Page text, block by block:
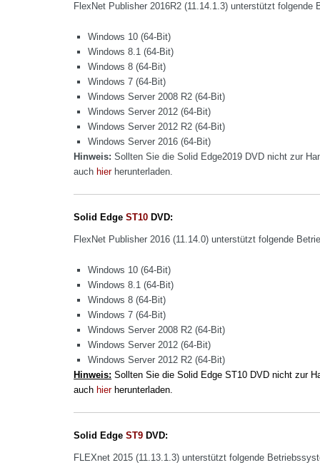
FlexNet Publisher 2016R2 (11.14.1.3) unterstützt folgende
Windows 10 (64-Bit)
Windows 8.1 (64-Bit)
Windows 8 (64-Bit)
Windows 7 (64-Bit)
Windows Server 2008 R2 (64-Bit)
Windows Server 2012 (64-Bit)
Windows Server 2012 R2 (64-Bit)
Windows Server 2016 (64-Bit)
Hinweis: Sollten Sie die Solid Edge2019 DVD nicht zur
auchhierherunterladen.
Solid EdgeST10 DVD:
FlexNet Publisher 2016 (11.14.0)unterstützt folgende
Windows 10 (64-Bit)
Windows 8.1 (64-Bit)
Windows 8 (64-Bit)
Windows 7 (64-Bit)
Windows Server 2008 R2 (64-Bit)
Windows Server 2012 (64-Bit)
Windows Server 2012 R2 (64-Bit)
Hinweis: Sollten Sie die Solid Edge ST10 DVD nicht zur
auchhierherunterladen.
Solid EdgeST9 DVD:
FLEXnet 2015 (11.13.1.3) unterstützt folgende